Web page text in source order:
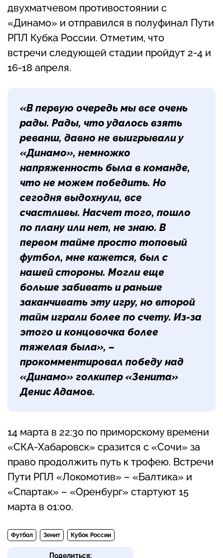
двухматчевом противостоянии с
«Динамо» и отправился в полуфинал Пути
РПЛ Кубка России. Отметим, что
встречи следующей стадии пройдут 2-4 и
16-18 апреля.
«В первую очередь мы все очень
рады. Рады, что удалось взять
реванш, давно не выигрывали у
«Динамо», немножко
напряженность была в команде,
что не можем победить. Но
сегодня выдохнули, все
счастливы. Насчет того, пошло
по плану или нет, не знаю. В
первом тайме просто топовый
футбол, мне кажется, был с
нашей стороны. Могли еще
больше забивать и раньше
заканчивать эту игру, но второй
тайм играли более по счету. Из-за
этого и концовочка более
тяжелая была», –
прокомментировал победу над
«Динамо» голкипер «Зенита»
Денис Адамов.
14 марта в 22:30 по приморскому времени
«СКА-Хабаровск» сразится с «Сочи» за
право продолжить путь к трофею. Встречи
Пути РПЛ «Локомотив» – «Балтика» и
«Спартак» – «Оренбург» стартуют 15
марта в 01:00.
Футбол Зенит Кубок России
Поделиться: